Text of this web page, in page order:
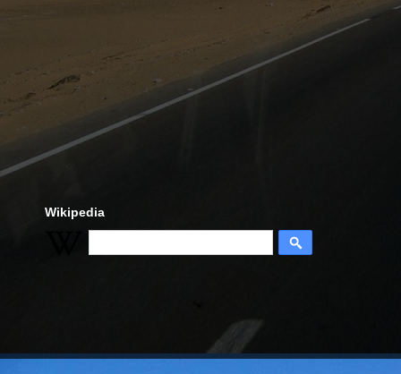
Wikipedia